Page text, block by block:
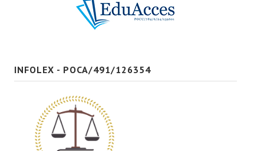
INFOLEX - POCA/491/126354